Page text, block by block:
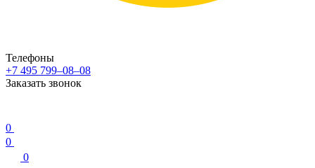
Телефоны
+7 495 799–08–08
Заказать звонок
0
0
0